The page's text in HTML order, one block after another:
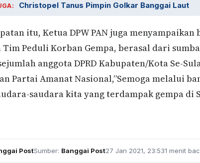
Christopel Tanus Pimpin Golkar Banggai Laut
itu, Ketua DPW PAN juga
Peduli Korban Gempa, berasal dari
anggota DPRD Kabupaten/Kota Se-
Partai Amanat Nasional,”Semoga melalui
saudara kita yang terdampak gempa di
PostSumber: Banggai Post27 Jan 2021, 23:531 menit